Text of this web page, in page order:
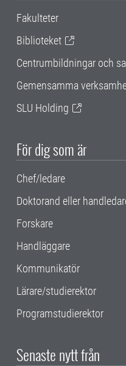
Fakulteter
Biblioteket
Centrumbildningar och
Gemensamma
SLU Holding
För dig som är
Chef/ledare
Doktorand eller
Forskare
Handläggare
Kommunikatör
Lärare/studierektor
Programstudierektor
Senaste nytt från